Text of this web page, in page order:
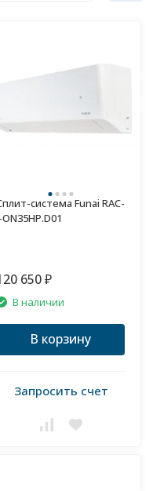
система Funai RAC-
650 ₽
В наличии
В корзину
Запросить счет